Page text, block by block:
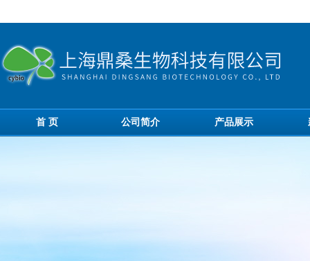
首 页 公司简介 产品展示